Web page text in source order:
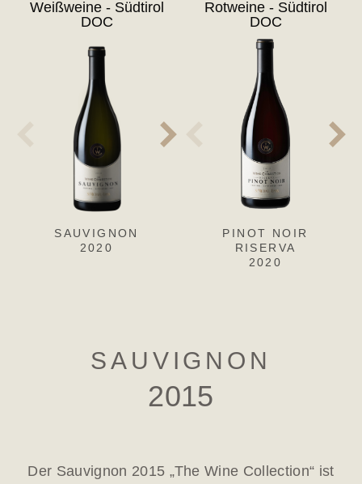
Weißweine - Südtirol
DOC
SAUVIGNON
2020
SAUVIGNON
2019
Rotweine - Südtirol
DOC
PINOT NOIR
RISERVA
2020
SAUVIGNON
2015
Der Sauvignon 2015 „The Wine Collection“ ist